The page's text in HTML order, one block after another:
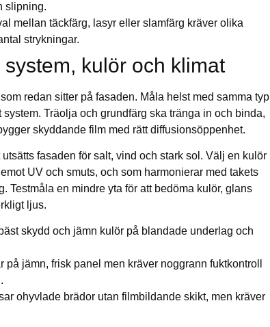
slipning.
mellan täckfärg, lasyr eller slamfärg kräver olika
strykningar.
kulör och klimat
redan sitter på fasaden. Måla helst med samma typ
Träolja och grundfärg ska tränga in och binda,
skyddande film med rätt diffusionsöppenhet.
utsätts fasaden för salt, vind och stark sol. Välj en kulör
UV och smuts, och som harmonierar med takets
Testmåla en mindre yta för att bedöma kulör, glans
ljus.
skydd och jämn kulör på blandade underlag och
på jämn, frisk panel men kräver noggrann fuktkontroll
ohyvlade brädor utan filmbildande skikt, men kräver